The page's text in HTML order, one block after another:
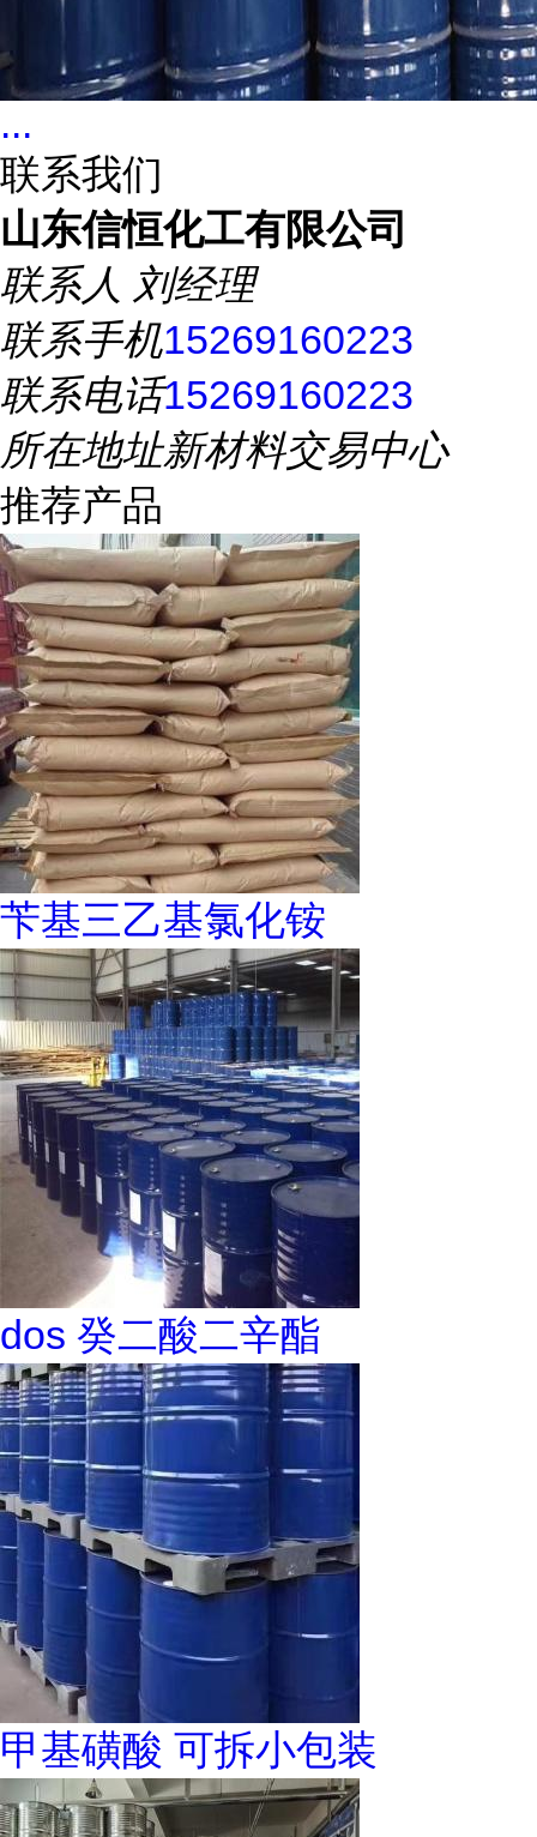
...
联系我们
山东信恒化工有限公司
联系人 刘经理
联系手机15269160223
联系电话15269160223
所在地址新材料交易中心
推荐产品
苄基三乙基氯化铵
dos 癸二酸二辛酯
甲基磺酸 可拆小包装